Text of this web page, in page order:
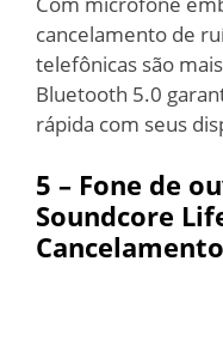
cancelamento de
telefônicas são
Bluetooth 5.0
rápida com seus
5 – Fone de
Soundcore